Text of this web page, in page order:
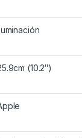
(10.2″)